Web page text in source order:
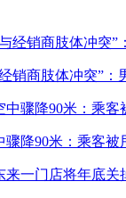
销商肢体冲突”
骤降90米：乘客被